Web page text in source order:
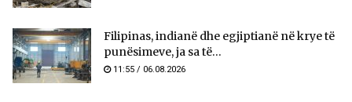
Filipinas, indianë dhe egjiptianë në krye të
punësimeve, ja sa të...
11:55 / 06.08.2026